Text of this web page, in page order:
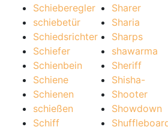
Schieberegler
schiebetür
Schiedsrichter
Schiefer
Schienbein
Schiene
Schienen
schießen
Schiff
Sharer
Sharia
Sharps
shawarma
Sheriff
Shisha-
Shooter
Showdown